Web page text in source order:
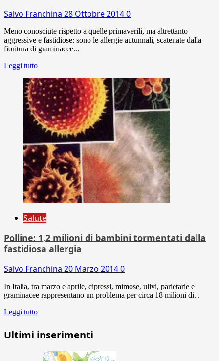
Salvo Franchina 28 Ottobre 20140
Meno conosciute rispetto a quelle primaverili, ma altrettanto
aggressive e fastidiose: sono le allergie autunnali, scatenate dalla
fioritura di graminacee...
Leggi tutto
Salute
Polline: 1,2 milioni di bambini tormentati dalla
fastidiosa allergia
Salvo Franchina 20 Marzo 20140
In Italia, tra marzo e aprile, cipressi, mimose, ulivi, parietarie e
graminacee rappresentano un problema per circa 18 milioni di...
Leggi tutto
Ultimi inserimenti